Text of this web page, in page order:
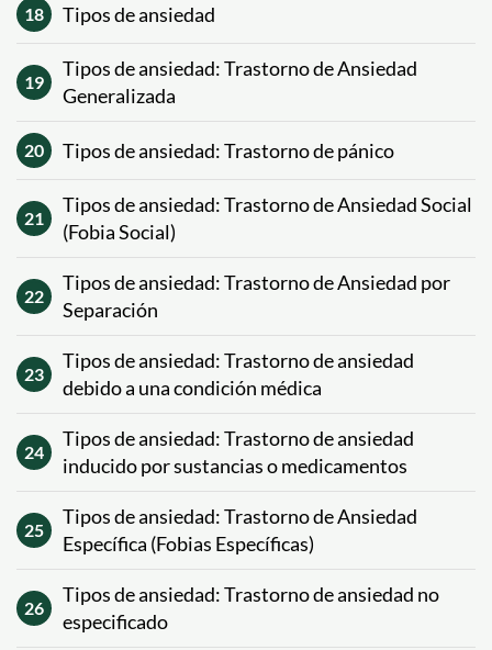
18 Tipos de ansiedad
19
Tipos de ansiedad: Trastorno de Ansiedad
Generalizada
20 Tipos de ansiedad: Trastorno de pánico
21
Tipos de ansiedad: Trastorno de Ansiedad Social
(Fobia Social)
22
Tipos de ansiedad: Trastorno de Ansiedad por
Separación
23
Tipos de ansiedad: Trastorno de ansiedad
debido a una condición médica
24
Tipos de ansiedad: Trastorno de ansiedad
inducido por sustancias o medicamentos
25
Tipos de ansiedad: Trastorno de Ansiedad
Específica (Fobias Específicas)
26
Tipos de ansiedad: Trastorno de ansiedad no
especificado